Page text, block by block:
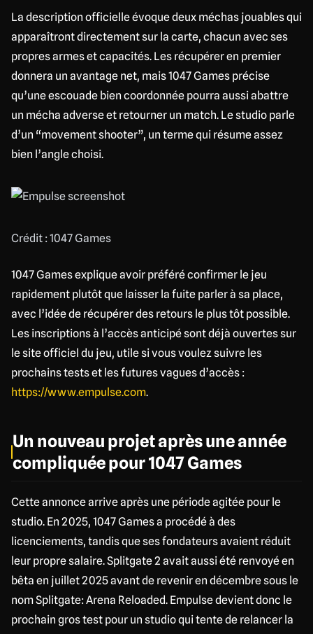
La description officielle évoque deux méchas jouables qui
apparaîtront directement sur la carte, chacun avec ses
propres armes et capacités. Les récupérer en premier
donnera un avantage net, mais 1047 Games précise
qu’une escouade bien coordonnée pourra aussi abattre
un mécha adverse et retourner un match. Le studio parle
d’un “movement shooter”, un terme qui résume assez
bien l’angle choisi.
Crédit : 1047 Games
1047 Games explique avoir préféré confirmer le jeu
rapidement plutôt que laisser la fuite parler à sa place,
avec l’idée de récupérer des retours le plus tôt possible.
Les inscriptions à l’accès anticipé sont déjà ouvertes sur
le site officiel du jeu, utile si vous voulez suivre les
prochains tests et les futures vagues d’accès :
https://www.empulse.com.
Un nouveau projet après une année
compliquée pour 1047 Games
Cette annonce arrive après une période agitée pour le
studio. En 2025, 1047 Games a procédé à des
licenciements, tandis que ses fondateurs avaient réduit
leur propre salaire. Splitgate 2 avait aussi été renvoyé en
bêta en juillet 2025 avant de revenir en décembre sous le
nom Splitgate: Arena Reloaded. Empulse devient donc le
prochain gros test pour un studio qui tente de relancer la